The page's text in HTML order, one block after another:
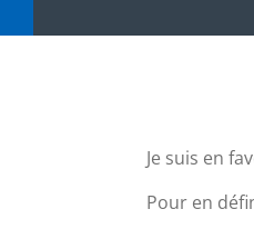
Je suis en
Pour en